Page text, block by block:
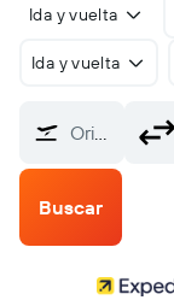
Ida y vuelta
Ida y vuelta
Origen
Buscar